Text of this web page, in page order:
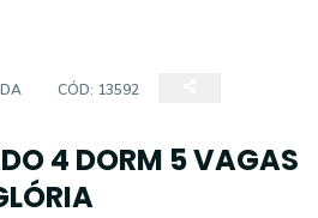
CÓD: 13592
4 DORM 5 VAGAS